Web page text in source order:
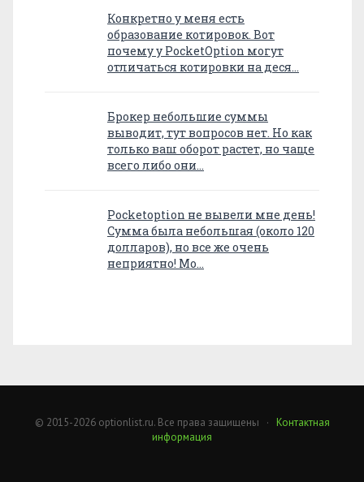
Конкретно у меня есть
образование котировок. Вот
почему у PocketOption могут
отличаться котировки на деся…
Брокер небольшие суммы
выводит, тут вопросов нет. Но как
только ваш оборот растет, но чаще
всего либо они…
Pocketoption не вывели мне день!
Сумма была небольшая (около 120
долларов), но все же очень
неприятно! Мо…
© 2015-2026 optionlist.ru. Все права защищены · Контактная
информация